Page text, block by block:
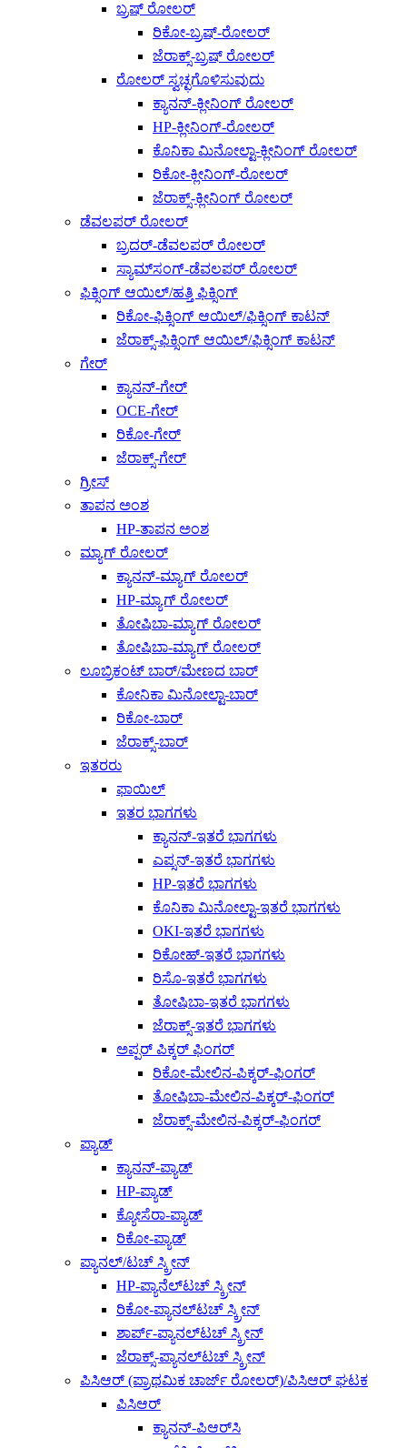
ಬ್ರಷ್ ರೋಲರ್
ರಿಕೋ-ಬ್ರಷ್-ರೋಲರ್
ಜೆರಾಕ್ಸ್-ಬ್ರಷ್ ರೋಲರ್
ರೋಲರ್ ಸ್ವಚ್ಛಗೊಳಿಸುವುದು
ಕ್ಯಾನನ್-ಕ್ಲೀನಿಂಗ್ ರೋಲರ್
HP-ಕ್ಲೀನಿಂಗ್-ರೋಲರ್
ಕೊನಿಕಾ ಮಿನೋಲ್ಟಾ-ಕ್ಲೀನಿಂಗ್ ರೋಲರ್
ರಿಕೋ-ಕ್ಲೀನಿಂಗ್-ರೋಲರ್
ಜೆರಾಕ್ಸ್-ಕ್ಲೀನಿಂಗ್ ರೋಲರ್
ಡೆವಲಪರ್ ರೋಲರ್
ಬ್ರದರ್-ಡೆವಲಪರ್ ರೋಲರ್
ಸ್ಯಾಮ್‌ಸಂಗ್-ಡೆವಲಪರ್ ರೋಲರ್
ಫಿಕ್ಸಿಂಗ್ ಆಯಿಲ್/ಹತ್ತಿ ಫಿಕ್ಸಿಂಗ್
ರಿಕೋ-ಫಿಕ್ಸಿಂಗ್ ಆಯಿಲ್/ಫಿಕ್ಸಿಂಗ್ ಕಾಟನ್
ಜೆರಾಕ್ಸ್-ಫಿಕ್ಸಿಂಗ್ ಆಯಿಲ್/ಫಿಕ್ಸಿಂಗ್ ಕಾಟನ್
ಗೇರ್
ಕ್ಯಾನನ್-ಗೇರ್
OCE-ಗೇರ್
ರಿಕೋ-ಗೇರ್
ಜೆರಾಕ್ಸ್-ಗೇರ್
ಗ್ರೀಸ್
ತಾಪನ ಅಂಶ
HP-ತಾಪನ ಅಂಶ
ಮ್ಯಾಗ್ ರೋಲರ್
ಕ್ಯಾನನ್-ಮ್ಯಾಗ್ ರೋಲರ್
HP-ಮ್ಯಾಗ್ ರೋಲರ್
ತೋಷಿಬಾ-ಮ್ಯಾಗ್ ರೋಲರ್
ತೋಷಿಬಾ-ಮ್ಯಾಗ್ ರೋಲರ್
ಲೂಬ್ರಿಕಂಟ್ ಬಾರ್/ಮೇಣದ ಬಾರ್
ಕೋನಿಕಾ ಮಿನೋಲ್ಟಾ-ಬಾರ್
ರಿಕೋ-ಬಾರ್
ಜೆರಾಕ್ಸ್-ಬಾರ್
ಇತರರು
ಫಾಯಿಲ್
ಇತರ ಭಾಗಗಳು
ಕ್ಯಾನನ್-ಇತರೆ ಭಾಗಗಳು
ಎಪ್ಸನ್-ಇತರೆ ಭಾಗಗಳು
HP-ಇತರೆ ಭಾಗಗಳು
ಕೊನಿಕಾ ಮಿನೋಲ್ಟಾ-ಇತರೆ ಭಾಗಗಳು
OKI-ಇತರೆ ಭಾಗಗಳು
ರಿಕೋಹ್-ಇತರೆ ಭಾಗಗಳು
ರಿಸೊ-ಇತರೆ ಭಾಗಗಳು
ತೋಷಿಬಾ-ಇತರೆ ಭಾಗಗಳು
ಜೆರಾಕ್ಸ್-ಇತರೆ ಭಾಗಗಳು
ಅಪ್ಪರ್ ಪಿಕ್ಕರ್ ಫಿಂಗರ್
ರಿಕೋ-ಮೇಲಿನ-ಪಿಕ್ಕರ್-ಫಿಂಗರ್
ತೋಷಿಬಾ-ಮೇಲಿನ-ಪಿಕ್ಕರ್-ಫಿಂಗರ್
ಜೆರಾಕ್ಸ್-ಮೇಲಿನ-ಪಿಕ್ಕರ್-ಫಿಂಗರ್
ಪ್ಯಾಡ್
ಕ್ಯಾನನ್-ಪ್ಯಾಡ್
HP-ಪ್ಯಾಡ್
ಕ್ಯೋಸೆರಾ-ಪ್ಯಾಡ್
ರಿಕೋ-ಪ್ಯಾಡ್
ಪ್ಯಾನಲ್/ಟಚ್ ಸ್ಕ್ರೀನ್
HP-ಪ್ಯಾನೆಲ್‌ಟಚ್ ಸ್ಕ್ರೀನ್
ರಿಕೋ-ಪ್ಯಾನಲ್‌ಟಚ್ ಸ್ಕ್ರೀನ್
ಶಾರ್ಪ್-ಪ್ಯಾನಲ್‌ಟಚ್ ಸ್ಕ್ರೀನ್
ಜೆರಾಕ್ಸ್-ಪ್ಯಾನಲ್‌ಟಚ್ ಸ್ಕ್ರೀನ್
ಪಿಸಿಆರ್ (ಪ್ರಾಥಮಿಕ ಚಾರ್ಜ್ ರೋಲರ್)/ಪಿಸಿಆರ್ ಘಟಕ
ಪಿಸಿಆರ್
ಕ್ಯಾನನ್-ಪಿಆರ್‌ಸಿ